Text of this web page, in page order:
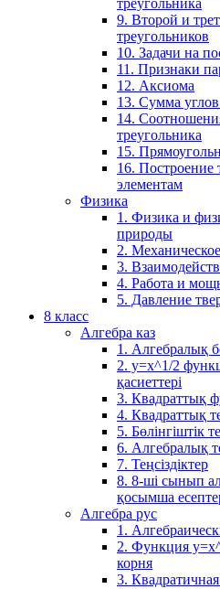
9. Второй и
треугольников
10. Задачи на
11. Признаки
12. Аксиома
13. Сумма
14.
треугольника
15.
16. Построение
элементам
Физика
1. Физика и
природы
2.
3.
4. Работа и
5. Давление
8 класс
Алгебра каз
1. Алгебралық
2. у=х^1/2
қасиеттері
3. Квадраттық
4. Квадраттық
5. Бөлінгіштік
6. Алгебралық
7. Теңсіздіктер
8. 8-ші сынып
қосымша
Алгебра рус
1.
2. Функция
корня
3.